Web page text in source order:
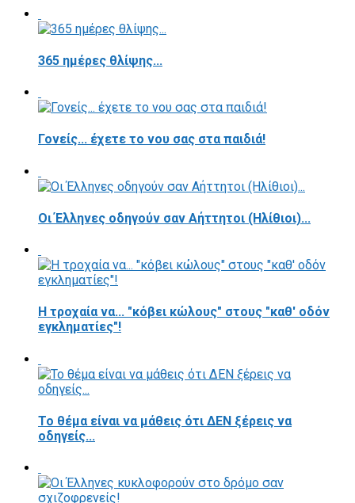
365 ημέρες θλίψης...
Γονείς... έχετε το νου σας στα παιδιά!
Οι Έλληνες οδηγούν σαν Αήττητοι (Ηλίθιοι)...
Η τροχαία να... "κόβει κώλους" στους "καθ' οδόν
εγκληματίες"!
Το θέμα είναι να μάθεις ότι ΔΕΝ ξέρεις να
οδηγείς...